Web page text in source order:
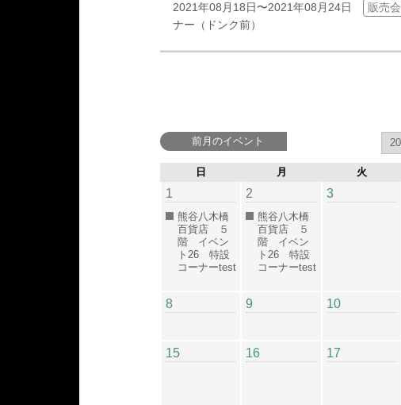
2021年08月18日〜2021年08月24日 販売会
ナー（ドンク前）
前月のイベント
日 月 火
1
熊谷八木橋
百貨店 ５
階 イベン
ト26 特設
コーナーtest
2
熊谷八木橋
百貨店 ５
階 イベン
ト26 特設
コーナーtest
3
8 9 10
15 16 17